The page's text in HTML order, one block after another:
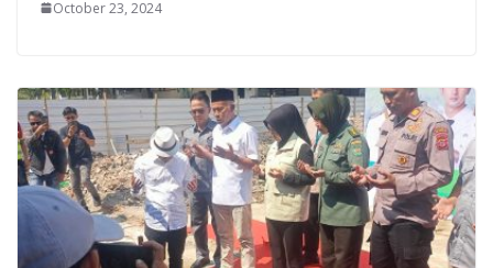
October 23, 2024